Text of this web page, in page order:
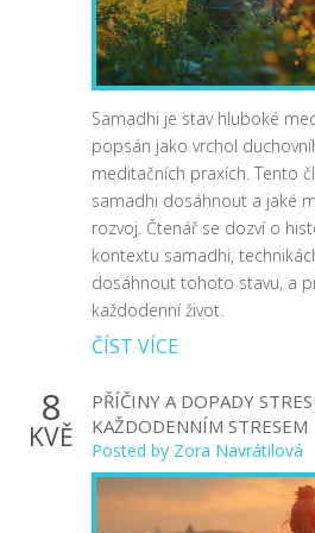
Samadhi je stav hluboké
popsán jako vrchol
meditačních praxích. Tento
samadhi dosáhnout a jaké
rozvoj. Čtenář se dozví o
kontextu samadhi,
dosáhnout tohoto stavu, a
každodenní život.
ČÍST VÍCE
8
KVĚ
PŘÍČINY A DOPADY
KAŽDODENNÍM STRESEM
Posted by Zora Navrátilová